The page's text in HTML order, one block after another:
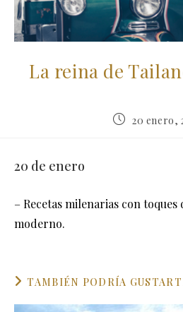
La reina de
Publicación
20 enero,
20 de enero
– Recetas milenarias con toques
moderno.
TAMBIÉN PODRÍA